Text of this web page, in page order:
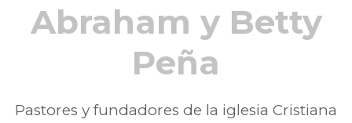
Abraham y Betty
Peña
Pastores y fundadores de la iglesia Cristiana